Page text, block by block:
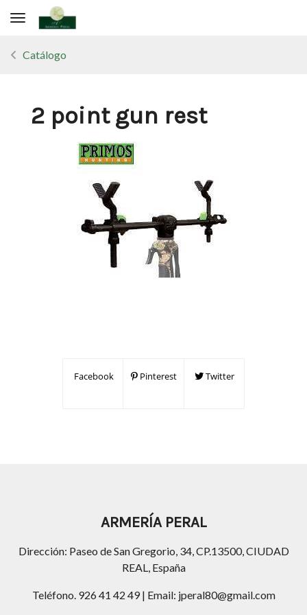
Toggle navigation
Catálogo
2 point gun rest
Facebook Pinterest Twitter
ARMERÍA PERAL
Dirección: Paseo de San Gregorio, 34, CP.13500, CIUDAD
REAL, España
Teléfono. 926 41 42 49 | Email: jperal80@gmail.com